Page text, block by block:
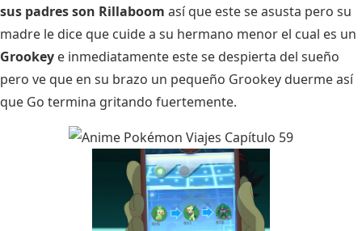
sus padres son Rillaboom así que este se asusta pero su
madre le dice que cuide a su hermano menor el cual es un
Grookey e inmediatamente este se despierta del sueño
pero ve que en su brazo un pequeño Grookey duerme así
que Go termina gritando fuertemente.